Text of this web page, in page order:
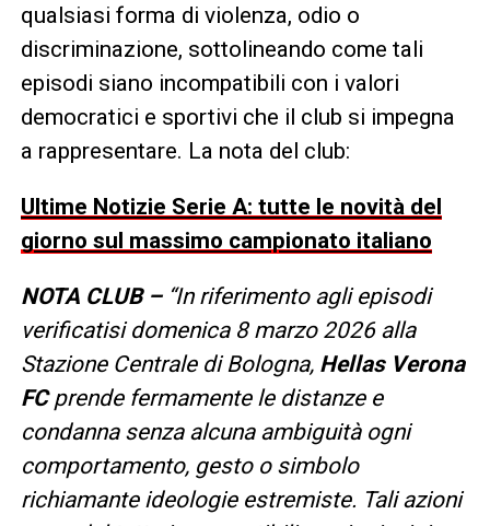
qualsiasi forma di violenza, odio o
discriminazione, sottolineando come tali
episodi siano incompatibili con i valori
democratici e sportivi che il club si impegna
a rappresentare. La nota del club:
Ultime Notizie Serie A: tutte le novità del
giorno sul massimo campionato italiano
NOTA CLUB –“In riferimento agli episodi
verificatisi domenica 8 marzo 2026 alla
Stazione Centrale di Bologna, Hellas Verona
FCprende fermamente le distanze e
condanna senza alcuna ambiguità ogni
comportamento, gesto o simbolo
richiamante ideologie estremiste. Tali azioni